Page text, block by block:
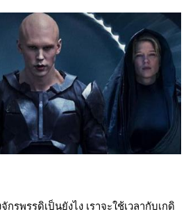
กรพรรดิเป็นยังไง เราจะใช้เวลากับเกดิ